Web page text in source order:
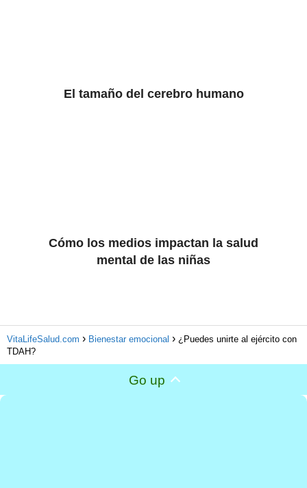
El tamaño del cerebro humano
Cómo los medios impactan la salud
mental de las niñas
VitaLifeSalud.com Bienestar emocional
¿Puedes unirte al ejército con
TDAH?
Go up